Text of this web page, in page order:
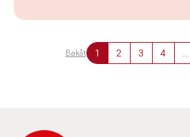
Bakåt 1 2 3 4